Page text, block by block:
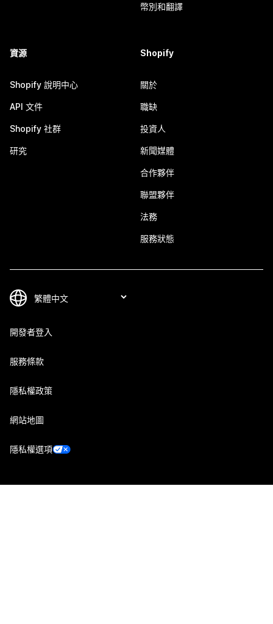
幣別和翻譯
資源
Shopify 說明中心
API 文件
Shopify 社群
研究
Shopify
關於
職缺
投資人
新聞媒體
合作夥伴
聯盟夥伴
法務
服務狀態
開發者登入
服務條款
隱私權政策
網站地圖
隱私權選項